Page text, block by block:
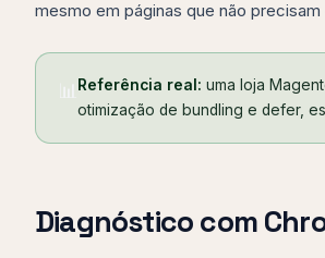
mesmo em páginas que não
📊 Referência real: uma loja
otimização de bundling e defer,
Diagnóstico com